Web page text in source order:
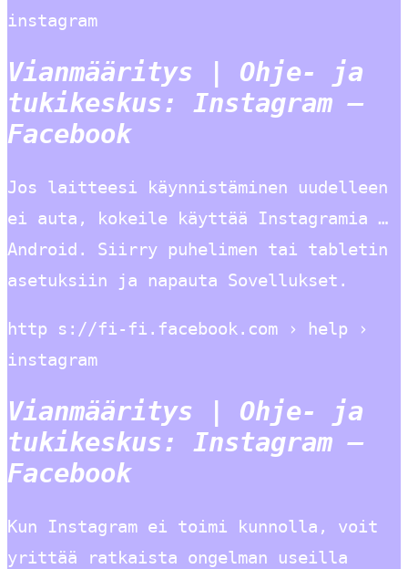
instagram
Vianmääritys | Ohje- ja
tukikeskus: Instagram –
Facebook
Jos laitteesi käynnistäminen uudelleen
ei auta, kokeile käyttää Instagramia …
Android. Siirry puhelimen tai tabletin
asetuksiin ja napauta Sovellukset.
http s://fi-fi.facebook.com › help ›
instagram
Vianmääritys | Ohje- ja
tukikeskus: Instagram –
Facebook
Kun Instagram ei toimi kunnolla, voit
yrittää ratkaista ongelman useilla